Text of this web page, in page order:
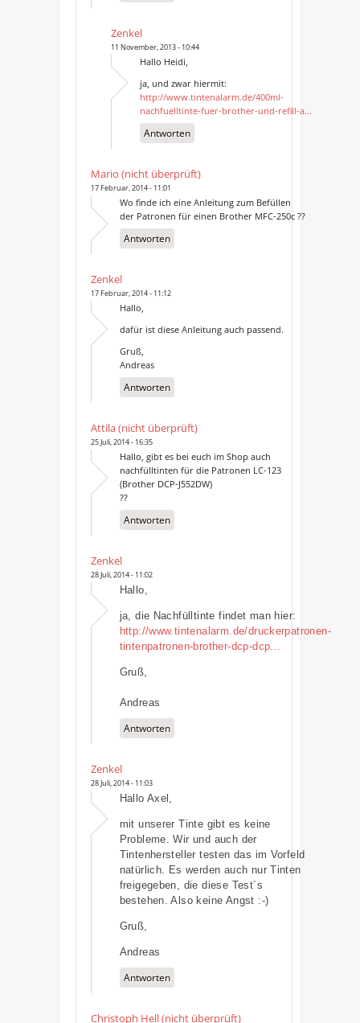
Zenkel
11 November, 2013 - 10:44
Hallo Heidi,
ja, und zwar hiermit:
http://www.tintenalarm.de/400ml-
nachfuelltinte-fuer-brother-und-refill-a...
Antworten
Mario (nicht überprüft)
17 Februar, 2014 - 11:01
Wo finde ich eine Anleitung zum Befüllen
der Patronen für einen Brother MFC-250c ??
Antworten
Zenkel
17 Februar, 2014 - 11:12
Hallo,
dafür ist diese Anleitung auch passend.
Gruß,
Andreas
Antworten
Attila (nicht überprüft)
25 Juli, 2014 - 16:35
Hallo, gibt es bei euch im Shop auch
nachfülltinten für die Patronen LC-123
(Brother DCP-J552DW)
??
Antworten
Zenkel
28 Juli, 2014 - 11:02
Hallo,
ja, die Nachfülltinte findet man hier:
http://www.tintenalarm.de/druckerpatronen-
tintenpatronen-brother-dcp-dcp...
Gruß,
Andreas
Antworten
Zenkel
28 Juli, 2014 - 11:03
Hallo Axel,
mit unserer Tinte gibt es keine
Probleme. Wir und auch der
Tintenhersteller testen das im Vorfeld
natürlich. Es werden auch nur Tinten
freigegeben, die diese Test´s
bestehen. Also keine Angst :-)
Gruß,
Andreas
Antworten
Christoph Hell (nicht überprüft)